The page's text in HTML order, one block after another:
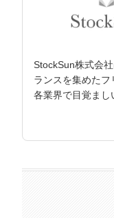
StockSun株式会
ランスを集めたフ
各業界で目覚まし
質担保し、クラ